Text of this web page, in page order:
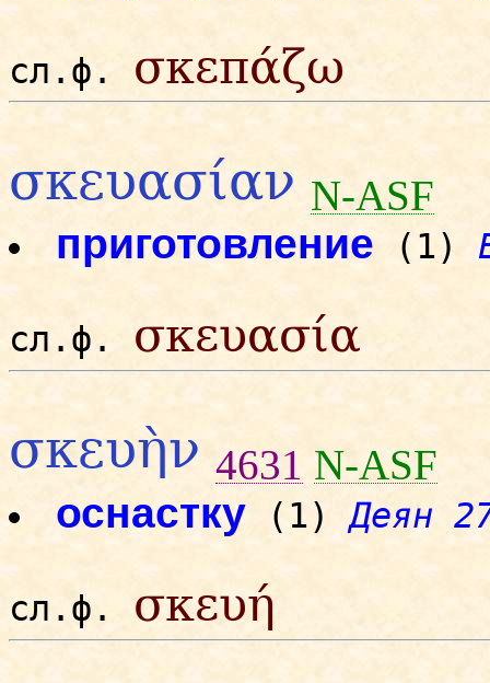
сл.ф. σκεπάζω
σκευασίαν N-ASF
приготовление (1)
сл.ф. σκευασία
σκευὴν 4631 N-ASF
оснастку(1)Деян
сл.ф. σκευή